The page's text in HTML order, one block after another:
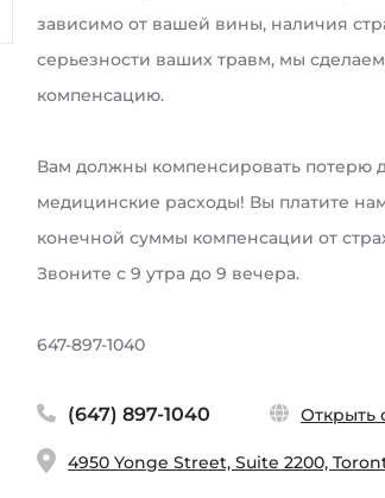
зависимо от вашей вины, наличия
серьезности ваших травм, мы
компенсацию.
Вам должны компенсировать потерю
медицинские расходы! Вы платите
конечной суммы компенсации от
Звоните с 9 утра до 9 вечера.
647-897-1040
(647) 897-1040 Открыть
4950 Yonge Street, Suite 2200,